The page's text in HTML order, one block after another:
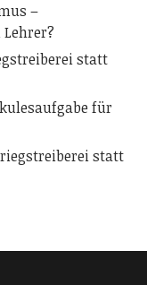
–
statt
für
statt